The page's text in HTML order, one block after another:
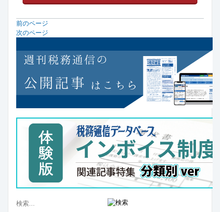
前のページ
次のページ